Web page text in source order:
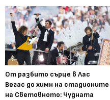
От разбито сърце в Лас
Вегас до химн на стадионите
на Световното: Чудната